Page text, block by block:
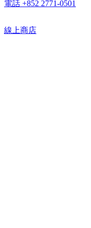
電話 +852 2771-0501
線上商店